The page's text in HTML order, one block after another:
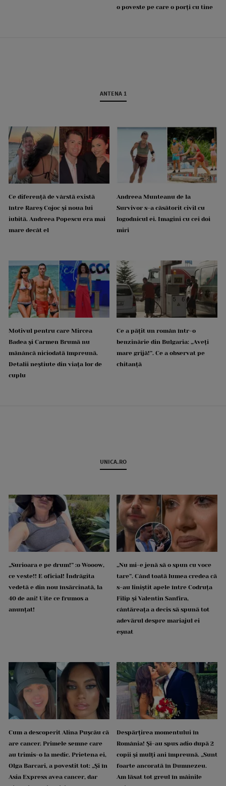
o poveste pe care o porți cu tine
ANTENA 1
Ce diferență de vârstă există
între Rareș Cojoc și noua lui
iubită. Andreea Popescu era mai
mare decât el
Andreea Munteanu de la
Survivor s-a căsătorit civil cu
logodnicul ei. Imagini cu cei doi
miri
Motivul pentru care Mircea
Badea și Carmen Brumă nu
mănâncă niciodată împreună.
Detalii neștiute din viața lor de
cuplu
Ce a pățit un român într-o
benzinărie din Bulgaria: „Aveți
mare grijă!”. Ce a observat pe
chitanță
UNICA.RO
„Surioara e pe drum!” :o Wooow,
ce veste!! E oficial! Îndrăgita
vedetă e din nou însărcinată, la
40 de ani! Uite ce frumos a
anunțat!
„Nu mi-e jenă să o spun cu voce
tare”. Când toată lumea credea că
s-au liniștit apele între Codruța
Filip și Valentin Sanfira,
cântăreața a decis să spună tot
adevărul despre mariajul ei
eșuat
Cum a descoperit Alina Pușcău că
are cancer. Primele semne care
au trimis-o la medic. Prietena ei,
Olga Barcari, a povestit tot: „Și în
Asia Express avea cancer, dar
Despărțirea momentului în
România! Și-au spus adio după 2
copii și mulți ani împreună. „Sunt
foarte ancorată în Dumnezeu.
Am lăsat tot greul în mâinile